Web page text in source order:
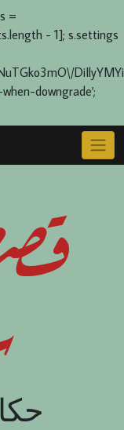
=
- 1]; s.settings
downgrade';